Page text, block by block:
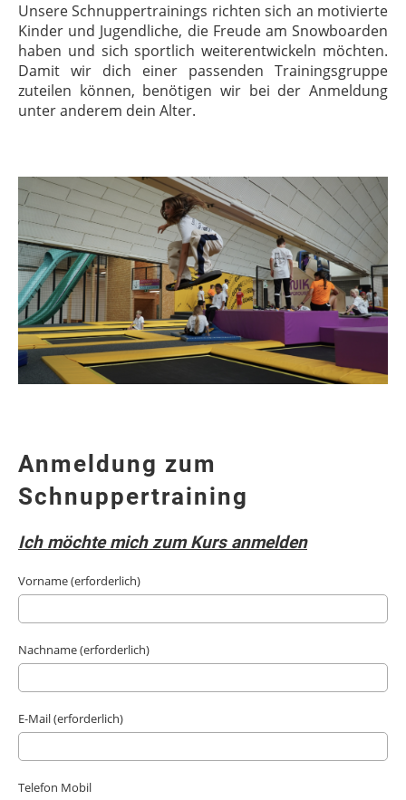
Unsere Schnuppertrainings richten sich an motivierte
Kinder und Jugendliche, die Freude am Snowboarden
haben und sich sportlich weiterentwickeln möchten.
Damit wir dich einer passenden Trainingsgruppe
zuteilen können, benötigen wir bei der Anmeldung
unter anderem dein Alter.
Anmeldung zum
Schnuppertraining
Ich möchte mich zum Kurs anmelden
Vorname (erforderlich)
Nachname (erforderlich)
E-Mail (erforderlich)
Telefon Mobil